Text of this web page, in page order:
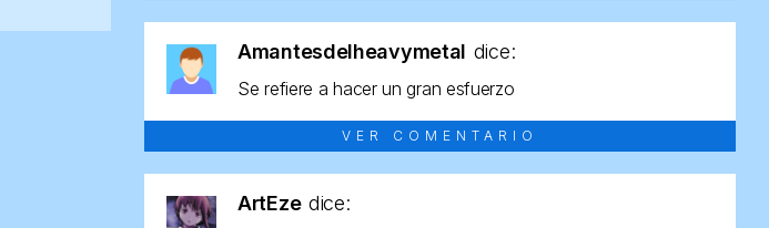
Amantesdelheavymetal dice:
Se refiere a hacer un gran esfuerzo
VER COMENTARIO
ArtEze dice: